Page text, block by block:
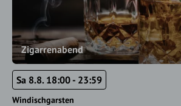
Zigarrenabend
Sa 8.8. 18:00 - 23:59
Windischgarsten